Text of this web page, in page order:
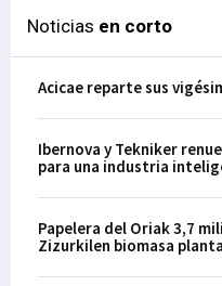
Noticias en corto
Acicae reparte sus
Ibernova y Tekniker
para una industria
Papelera del Oriak 3,7
Zizurkilen biomasa